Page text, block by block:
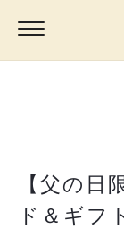
【父の日
ド＆ギフ